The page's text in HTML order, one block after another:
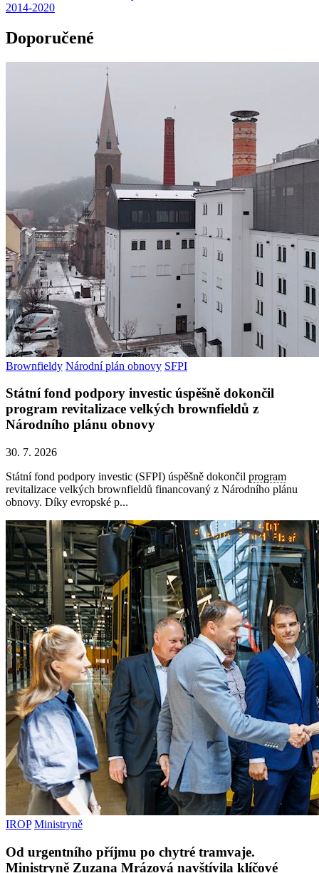
2014-2020
Doporučené
Brownfieldy Národní plán obnovy SFPI
Státní fond podpory investic úspěšně dokončil
program revitalizace velkých brownfieldů z
Národního plánu obnovy
30. 7. 2026
Státní fond podpory investic (SFPI) úspěšně dokončil program
revitalizace velkých brownfieldů financovaný z Národního plánu
obnovy. Díky evropské p...
IROP Ministryně
Od urgentního příjmu po chytré tramvaje.
Ministryně Zuzana Mrázová navštívila klíčové